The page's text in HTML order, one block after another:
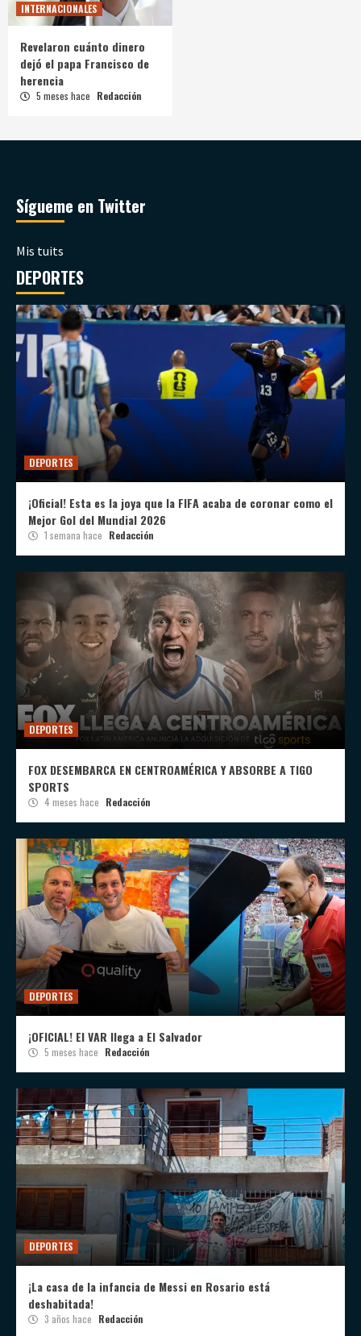
INTERNACIONALES
Revelaron cuánto dinero
dejó el papa Francisco de
herencia
5 meses hace Redacción
Sígueme en Twitter
Mis tuits
DEPORTES
DEPORTES
¡Oficial! Esta es la joya que la FIFA acaba de coronar como el
Mejor Gol del Mundial 2026
1 semana hace Redacción
DEPORTES
FOX DESEMBARCA EN CENTROAMÉRICA Y ABSORBE A TIGO
SPORTS
4 meses hace Redacción
DEPORTES
¡OFICIAL! El VAR llega a El Salvador
5 meses hace Redacción
DEPORTES
¡La casa de la infancia de Messi en Rosario está
deshabitada!
3 años hace Redacción